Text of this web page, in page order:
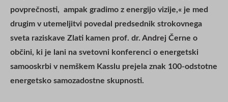
povprečnosti, ampak gradimo z energijo vizije,« je med
drugim v utemeljitvi povedal predsednik strokovnega
sveta raziskave Zlati kamen prof. dr. Andrej Černe o
občini, ki je lani na svetovni konferenci o energetski
samooskrbi v nemškem Kasslu prejela znak 100-odstotne
energetsko samozadostne skupnosti.